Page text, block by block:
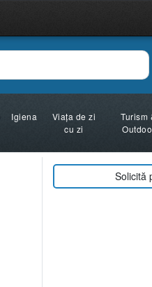
Igiena
Viața de zi
cu zi
Turism
Solicită